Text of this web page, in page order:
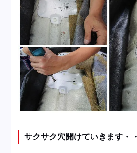
サクサク穴開けていきます・